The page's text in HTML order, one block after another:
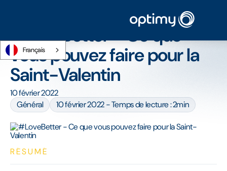
Français
#LoveBetter - Ce que vous pouvez faire pour la Saint-Valentin
#LoveBetter - Ce que
vous pouvez faire pour la
Saint-Valentin
10 février 2022
Général
10 février 2022 - Temps de lecture : 2min
RÉSUMÉ